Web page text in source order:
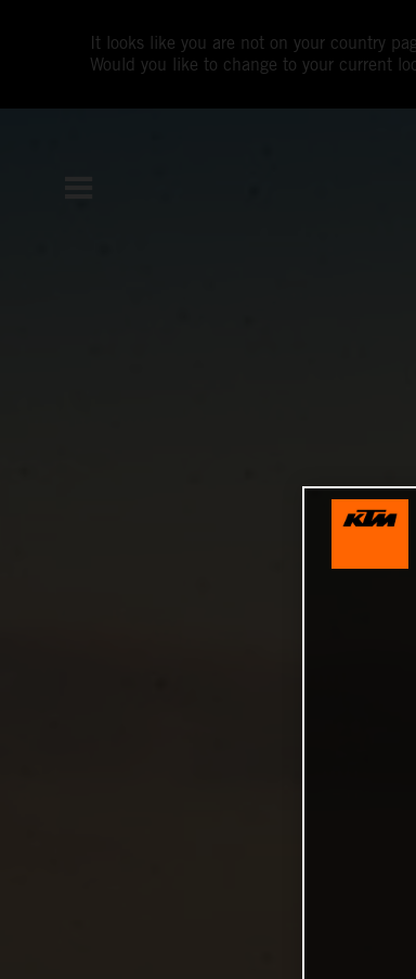
It looks like you are not on your country
Would you like to change to your current